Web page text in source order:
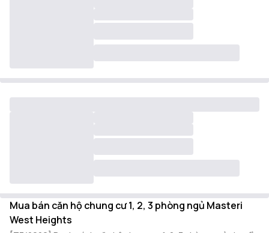
Mua bán căn hộ chung cư 1, 2, 3 phòng ngủ Masteri
West Heights